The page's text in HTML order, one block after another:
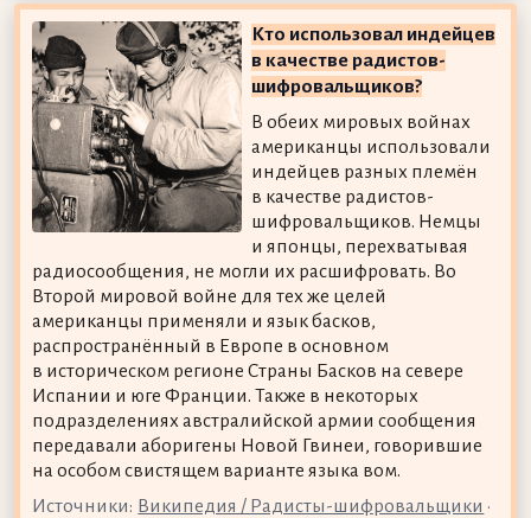
Кто использовал индейцев
в качестве радистов-
шифровальщиков?
В обеих мировых войнах
американцы использовали
индейцев разных племён
в качестве радистов-
шифровальщиков. Немцы
и японцы, перехватывая
радиосообщения, не могли их расшифровать. Во
Второй мировой войне для тех же целей
американцы применяли и язык басков,
распространённый в Европе в основном
в историческом регионе Страны Басков на севере
Испании и юге Франции. Также в некоторых
подразделениях австралийской армии сообщения
передавали аборигены Новой Гвинеи, говорившие
на особом свистящем варианте языка вом.
Источники: Википедия / Радисты-шифровальщики •